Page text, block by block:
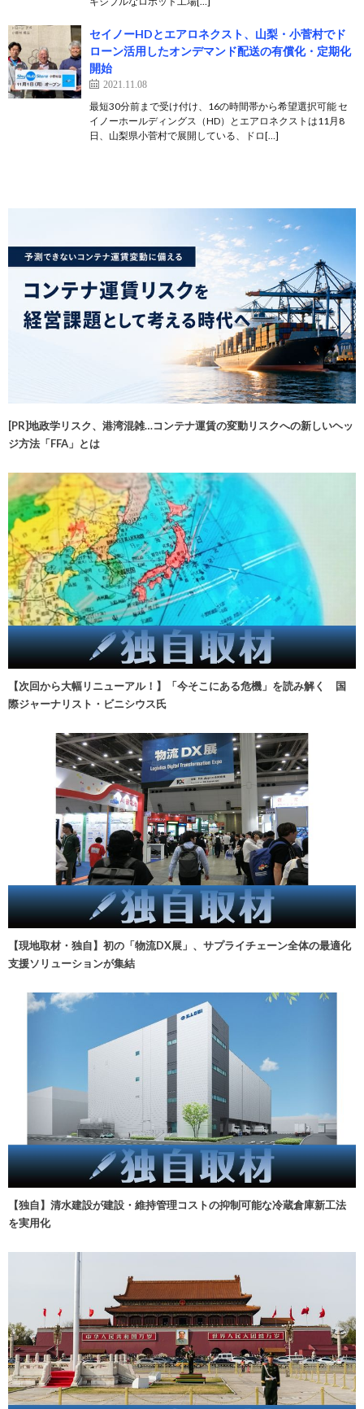
セイノーHDとエアロネクスト、山梨・小菅村でド
ローン活用したオンデマンド配送の有償化・定期化
開始
2021.11.08
最短30分前まで受け付け、16の時間帯から希望選択可能 セ
イノーホールディングス（HD）とエアロネクストは11月8
日、山梨県小菅村で展開している、ドロ[…]
[PR]地政学リスク、港湾混雑…コンテナ運賃の変動リスクへの新しいヘッ
ジ方法「FFA」とは
【次回から大幅リニューアル！】「今そこにある危機」を読み解く 国
際ジャーナリスト・ビニシウス氏
【現地取材・独自】初の「物流DX展」、サプライチェーン全体の最適化
支援ソリューションが集結
【独自】清水建設が建設・維持管理コストの抑制可能な冷蔵倉庫新工法
を実用化